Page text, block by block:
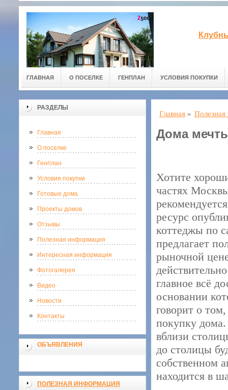
ГЛАВНАЯ О ПОСЕЛКЕ ГЕНПЛАН УСЛОВИЯ ПОКУПКИ
РАЗДЕЛЫ
Главная
О поселке
Генплан
Условия покупки
Готовые дома
Проекты домов
Отзывы
Полезная информация
Интересная информация
Фотогалерея
Видео
Новости
Контакты
ОБЪЯВЛЕНИЯ
ПОЛЕЗНАЯ ИНФОРМАЦИЯ
Главная »
Дома
Хотите
частях
ресурс
коттеджы по
предлагает
рыночной
главное всё
основании
говорит о
покупку дома.
вблизи
до столицы
собственном
находится в